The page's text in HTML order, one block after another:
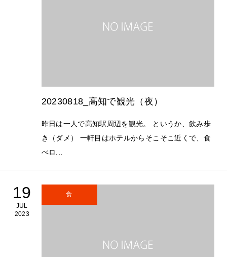
20230818_高知で観光（夜）
昨日は一人で高知駅周辺を観光。 というか、飲み歩
き（ダメ） 一軒目はホテルからそこそこ近くで、食
べロ...
19
JUL
2023
食